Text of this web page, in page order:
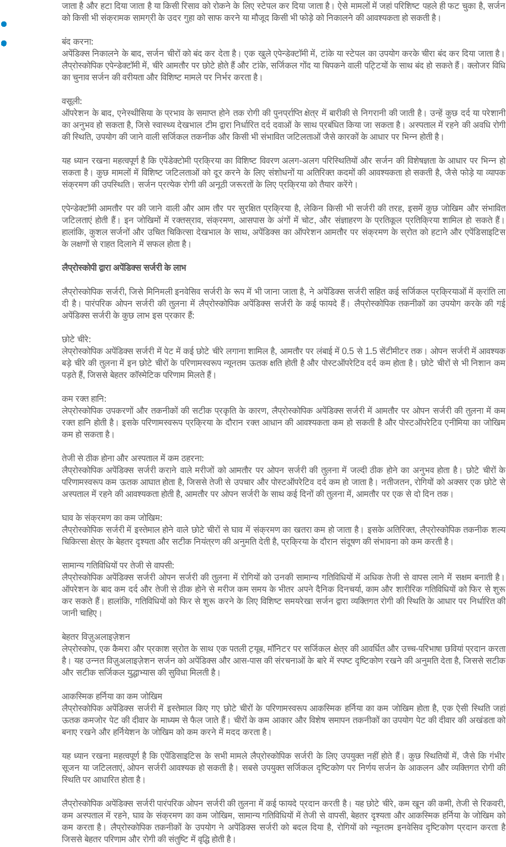
जाता है और हटा दिया जाता है या किसी रिसाव को रोकने के लिए स्टेपल कर दिया जाता है। ऐसे मामलों में जहां परिशिष्ट पहले ही फट चुका है, सर्जन
को किसी भी संक्रामक सामग्री के उदर गुहा को साफ करने या मौजूद किसी भी फोड़े को निकालने की आवश्यकता हो सकती है।
बंद करना:
अपेंडिक्स निकालने के बाद, सर्जन चीरों को बंद कर देता है। एक खुले एपेन्डेक्टॉमी में, टांके या स्टेपल का उपयोग करके चीरा बंद कर दिया जाता है।
लैप्रोस्कोपिक एपेन्डेक्टॉमी में, चीरे आमतौर पर छोटे होते हैं और टांके, सर्जिकल गोंद या चिपकने वाली पट्टियों के साथ बंद हो सकते हैं। क्लोजर विधि
का चुनाव सर्जन की वरीयता और विशिष्ट मामले पर निर्भर करता है।
वसूली:
ऑपरेशन के बाद, एनेस्थीसिया के प्रभाव के समाप्त होने तक रोगी की पुनर्प्राप्ति क्षेत्र में बारीकी से निगरानी की जाती है। उन्हें कुछ दर्द या परेशानी
का अनुभव हो सकता है, जिसे स्वास्थ्य देखभाल टीम द्वारा निर्धारित दर्द दवाओं के साथ प्रबंधित किया जा सकता है। अस्पताल में रहने की अवधि रोगी
की स्थिति, उपयोग की जाने वाली सर्जिकल तकनीक और किसी भी संभावित जटिलताओं जैसे कारकों के आधार पर भिन्न होती है।
यह ध्यान रखना महत्वपूर्ण है कि एपेंडेक्टोमी प्रक्रिया का विशिष्ट विवरण अलग-अलग परिस्थितियों और सर्जन की विशेषज्ञता के आधार पर भिन्न हो
सकता है। कुछ मामलों में विशिष्ट जटिलताओं को दूर करने के लिए संशोधनों या अतिरिक्त कदमों की आवश्यकता हो सकती है, जैसे फोड़े या व्यापक
संक्रमण की उपस्थिति। सर्जन प्रत्येक रोगी की अनूठी जरूरतों के लिए प्रक्रिया को तैयार करेंगे।
एपेन्डेक्टॉमी आमतौर पर की जाने वाली और आम तौर पर सुरक्षित प्रक्रिया है, लेकिन किसी भी सर्जरी की तरह, इसमें कुछ जोखिम और संभावित
जटिलताएं होती हैं। इन जोखिमों में रक्तस्राव, संक्रमण, आसपास के अंगों में चोट, और संज्ञाहरण के प्रतिकूल प्रतिक्रिया शामिल हो सकते हैं।
हालांकि, कुशल सर्जनों और उचित चिकित्सा देखभाल के साथ, अपेंडिक्स का ऑपरेशन आमतौर पर संक्रमण के स्रोत को हटाने और एपेंडिसाइटिस
के लक्षणों से राहत दिलाने में सफल होता है।
लैप्रोस्कोपी द्वारा अपेंडिक्स सर्जरी के लाभ
लैप्रोस्कोपिक सर्जरी, जिसे मिनिमली इनवेसिव सर्जरी के रूप में भी जाना जाता है, ने अपेंडिक्स सर्जरी सहित कई सर्जिकल प्रक्रियाओं में क्रांति ला
दी है। पारंपरिक ओपन सर्जरी की तुलना में लैप्रोस्कोपिक अपेंडिक्स सर्जरी के कई फायदे हैं। लैप्रोस्कोपिक तकनीकों का उपयोग करके की गई
अपेंडिक्स सर्जरी के कुछ लाभ इस प्रकार हैं:
छोटे चीरे:
लेप्रोस्कोपिक अपेंडिक्स सर्जरी में पेट में कई छोटे चीरे लगाना शामिल है, आमतौर पर लंबाई में 0.5 से 1.5 सेंटीमीटर तक। ओपन सर्जरी में आवश्यक
बड़े चीरे की तुलना में इन छोटे चीरों के परिणामस्वरूप न्यूनतम ऊतक क्षति होती है और पोस्टऑपरेटिव दर्द कम होता है। छोटे चीरों से भी निशान कम
पड़ते हैं, जिससे बेहतर कॉस्मेटिक परिणाम मिलते हैं।
कम रक्त हानि:
लेप्रोस्कोपिक उपकरणों और तकनीकों की सटीक प्रकृति के कारण, लैप्रोस्कोपिक अपेंडिक्स सर्जरी में आमतौर पर ओपन सर्जरी की तुलना में कम
रक्त हानि होती है। इसके परिणामस्वरूप प्रक्रिया के दौरान रक्त आधान की आवश्यकता कम हो सकती है और पोस्टऑपरेटिव एनीमिया का जोखिम
कम हो सकता है।
तेजी से ठीक होना और अस्पताल में कम ठहरना:
लैप्रोस्कोपिक अपेंडिक्स सर्जरी कराने वाले मरीजों को आमतौर पर ओपन सर्जरी की तुलना में जल्दी ठीक होने का अनुभव होता है। छोटे चीरों के
परिणामस्वरूप कम ऊतक आघात होता है, जिससे तेजी से उपचार और पोस्टऑपरेटिव दर्द कम हो जाता है। नतीजतन, रोगियों को अक्सर एक छोटे से
अस्पताल में रहने की आवश्यकता होती है, आमतौर पर ओपन सर्जरी के साथ कई दिनों की तुलना में, आमतौर पर एक से दो दिन तक।
घाव के संक्रमण का कम जोखिम:
लैप्रोस्कोपिक सर्जरी में इस्तेमाल होने वाले छोटे चीरों से घाव में संक्रमण का खतरा कम हो जाता है। इसके अतिरिक्त, लैप्रोस्कोपिक तकनीक शल्य
चिकित्सा क्षेत्र के बेहतर दृश्यता और सटीक नियंत्रण की अनुमति देती है, प्रक्रिया के दौरान संदूषण की संभावना को कम करती है।
सामान्य गतिविधियों पर तेजी से वापसी:
लैप्रोस्कोपिक अपेंडिक्स सर्जरी ओपन सर्जरी की तुलना में रोगियों को उनकी सामान्य गतिविधियों में अधिक तेजी से वापस लाने में सक्षम बनाती है।
ऑपरेशन के बाद कम दर्द और तेजी से ठीक होने से मरीज कम समय के भीतर अपने दैनिक दिनचर्या, काम और शारीरिक गतिविधियों को फिर से शुरू
कर सकते हैं। हालांकि, गतिविधियों को फिर से शुरू करने के लिए विशिष्ट समयरेखा सर्जन द्वारा व्यक्तिगत रोगी की स्थिति के आधार पर निर्धारित की
जानी चाहिए।
बेहतर विज़ुअलाइज़ेशन
लेप्रोस्कोप, एक कैमरा और प्रकाश स्रोत के साथ एक पतली ट्यूब, मॉनिटर पर सर्जिकल क्षेत्र की आवर्धित और उच्च-परिभाषा छवियां प्रदान करता
है। यह उन्नत विज़ुअलाइज़ेशन सर्जन को अपेंडिक्स और आस-पास की संरचनाओं के बारे में स्पष्ट दृष्टिकोण रखने की अनुमति देता है, जिससे सटीक
और सटीक सर्जिकल युद्धाभ्यास की सुविधा मिलती है।
आकस्मिक हर्निया का कम जोखिम
लैप्रोस्कोपिक अपेंडिक्स सर्जरी में इस्तेमाल किए गए छोटे चीरों के परिणामस्वरूप आकस्मिक हर्निया का कम जोखिम होता है, एक ऐसी स्थिति जहां
ऊतक कमजोर पेट की दीवार के माध्यम से फैल जाते हैं। चीरों के कम आकार और विशेष समापन तकनीकों का उपयोग पेट की दीवार की अखंडता को
बनाए रखने और हर्नियेशन के जोखिम को कम करने में मदद करता है।
यह ध्यान रखना महत्वपूर्ण है कि एपेंडिसाइटिस के सभी मामले लैप्रोस्कोपिक सर्जरी के लिए उपयुक्त नहीं होते हैं। कुछ स्थितियों में, जैसे कि गंभीर
सूजन या जटिलताएं, ओपन सर्जरी आवश्यक हो सकती है। सबसे उपयुक्त सर्जिकल दृष्टिकोण पर निर्णय सर्जन के आकलन और व्यक्तिगत रोगी की
स्थिति पर आधारित होता है।
लैप्रोस्कोपिक अपेंडिक्स सर्जरी पारंपरिक ओपन सर्जरी की तुलना में कई फायदे प्रदान करती है। यह छोटे चीरे, कम खून की कमी, तेजी से रिकवरी,
कम अस्पताल में रहने, घाव के संक्रमण का कम जोखिम, सामान्य गतिविधियों में तेजी से वापसी, बेहतर दृश्यता और आकस्मिक हर्निया के जोखिम को
कम करता है। लैप्रोस्कोपिक तकनीकों के उपयोग ने अपेंडिक्स सर्जरी को बदल दिया है, रोगियों को न्यूनतम इनवेसिव दृष्टिकोण प्रदान करता है
जिससे बेहतर परिणाम और रोगी की संतुष्टि में वृद्धि होती है।